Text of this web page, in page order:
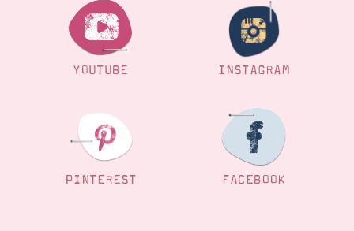
YOUTUBE INSTAGRAM
PINTEREST FACEBOOK